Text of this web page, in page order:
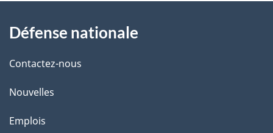
i
l
s
d
propos
de
ce
site
Défense nationale
Contactez-nous
Nouvelles
Emplois